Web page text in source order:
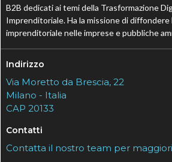
B2B dedicati ai temi della Trasformazione
Imprenditoriale. Ha la missione di
imprenditoriale nelle imprese e pubbliche
Indirizzo
Via Moretto da Brescia, 22
Milano - Italia
CAP 20133
Contatti
Contatta il nostro team per